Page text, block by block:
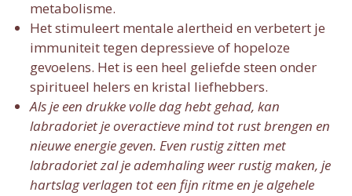
metabolisme.
Het stimuleert mentale alertheid en verbetert je
immuniteit tegen depressieve of hopeloze
gevoelens. Het is een heel geliefde steen onder
spiritueel helers en kristal liefhebbers.
Als je een drukke volle dag hebt gehad, kan
labradoriet je overactieve mind tot rust brengen en
nieuwe energie geven. Even rustig zitten met
labradoriet zal je ademhaling weer rustig maken, je
hartslag verlagen tot een fijn ritme en je algehele